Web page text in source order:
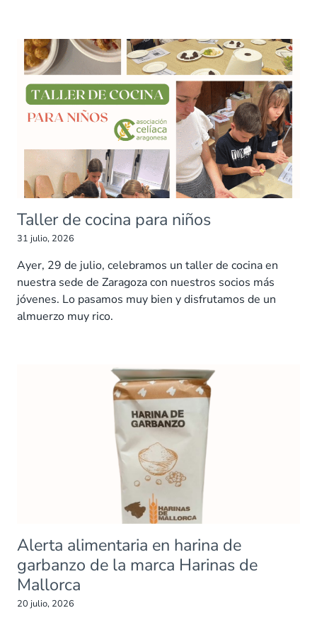
Taller de cocina para niños
31 julio, 2026
Ayer, 29 de julio, celebramos un taller de cocina en
nuestra sede de Zaragoza con nuestros socios más
jóvenes. Lo pasamos muy bien y disfrutamos de un
almuerzo muy rico.
Alerta alimentaria en harina de
garbanzo de la marca Harinas de
Mallorca
20 julio, 2026